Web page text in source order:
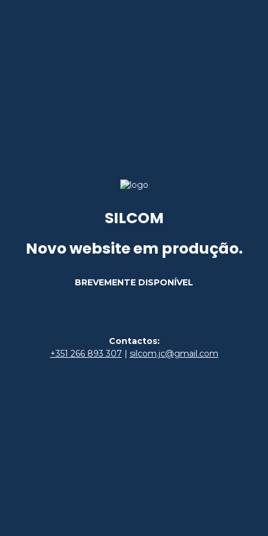
SILCOM
Novo website em produção.
BREVEMENTE DISPONÍVEL
Contactos:
+351 266 893 307 | silcom.jc@gmail.com